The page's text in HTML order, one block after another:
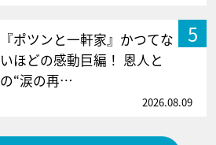
5
『ポツンと一軒家』かつてな
いほどの感動巨編！ 恩人と
の“涙の再…
2026.08.09